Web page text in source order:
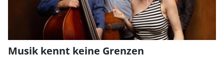
Musik kennt keine Grenzen